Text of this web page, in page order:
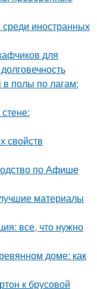
иностранных
для
в полы по лагам:
свойств
по Афише
материалы
все, что нужно
доме: как
к брусовой